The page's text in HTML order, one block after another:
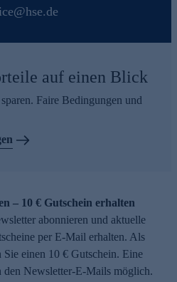
auf einen Blick
Faire Bedingungen und
– 10 € Gutschein erhalten
abonnieren und aktuelle
per E-Mail erhalten. Als
Sie einen 10 € Gutschein. Eine
Newsletter-E-Mails möglich.